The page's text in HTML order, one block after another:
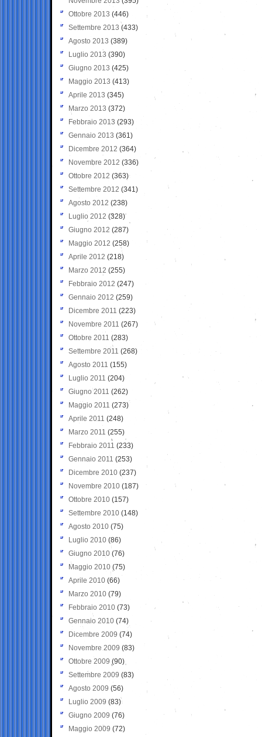
Ottobre 2013 (446)
Settembre 2013 (433)
Agosto 2013 (389)
Luglio 2013 (390)
Giugno 2013 (425)
Maggio 2013 (413)
Aprile 2013 (345)
Marzo 2013 (372)
Febbraio 2013 (293)
Gennaio 2013 (361)
Dicembre 2012 (364)
Novembre 2012 (336)
Ottobre 2012 (363)
Settembre 2012 (341)
Agosto 2012 (238)
Luglio 2012 (328)
Giugno 2012 (287)
Maggio 2012 (258)
Aprile 2012 (218)
Marzo 2012 (255)
Febbraio 2012 (247)
Gennaio 2012 (259)
Dicembre 2011 (223)
Novembre 2011 (267)
Ottobre 2011 (283)
Settembre 2011 (268)
Agosto 2011 (155)
Luglio 2011 (204)
Giugno 2011 (262)
Maggio 2011 (273)
Aprile 2011 (248)
Marzo 2011 (255)
Febbraio 2011 (233)
Gennaio 2011 (253)
Dicembre 2010 (237)
Novembre 2010 (187)
Ottobre 2010 (157)
Settembre 2010 (148)
Agosto 2010 (75)
Luglio 2010 (86)
Giugno 2010 (76)
Maggio 2010 (75)
Aprile 2010 (66)
Marzo 2010 (79)
Febbraio 2010 (73)
Gennaio 2010 (74)
Dicembre 2009 (74)
Novembre 2009 (83)
Ottobre 2009 (90)
Settembre 2009 (83)
Agosto 2009 (56)
Luglio 2009 (83)
Giugno 2009 (76)
Maggio 2009 (72)